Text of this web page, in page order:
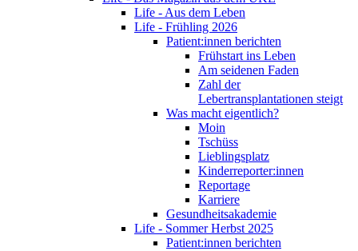
Life - Aus dem Leben
Life - Frühling 2026
Patient:innen berichten
Frühstart ins Leben
Am seidenen Faden
Zahl der
Lebertransplantationen steigt
Was macht eigentlich?
Moin
Tschüss
Lieblingsplatz
Kinderreporter:innen
Reportage
Karriere
Gesundheitsakademie
Life - Sommer Herbst 2025
Patient:innen berichten